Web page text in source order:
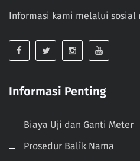
Informasi kami melalui sosial
Informasi Penting
Biaya Uji dan Ganti Meter
Prosedur Balik Nama